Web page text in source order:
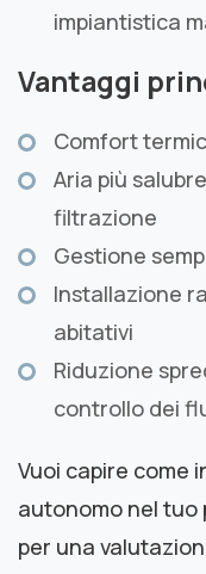
impiantistica
Vantaggi
Comfort
Aria più
filtrazione
Gestione
Installazione
abitativi
Riduzione
controllo dei
Vuoi capire come
autonomo nel tuo
per una